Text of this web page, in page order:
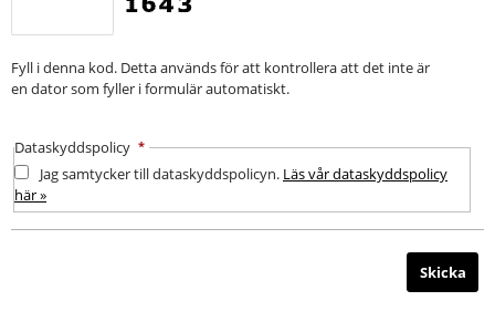
Fyll i denna kod. Detta används för att kontrollera att det inte är
en dator som fyller i formulär automatiskt.
Dataskyddspolicy *
Jag samtycker till dataskyddspolicyn. Läs vår dataskyddspolicy
här »